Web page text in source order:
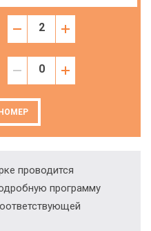
проводится
программу